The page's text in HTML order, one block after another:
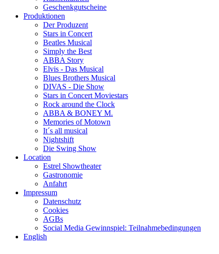
Geschenkgutscheine
Produktionen
Der Produzent
Stars in Concert
Beatles Musical
Simply the Best
ABBA Story
Elvis - Das Musical
Blues Brothers Musical
DIVAS - Die Show
Stars in Concert Moviestars
Rock around the Clock
ABBA & BONEY M.
Memories of Motown
It´s all musical
Nightshift
Die Swing Show
Location
Estrel Showtheater
Gastronomie
Anfahrt
Impressum
Datenschutz
Cookies
AGBs
Social Media Gewinnspiel: Teilnahmebedingungen
English